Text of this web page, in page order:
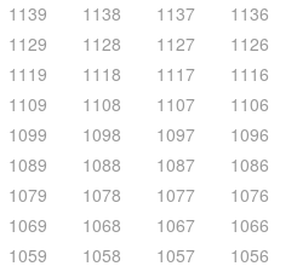
1139 1138 1137 1136
1129 1128 1127 1126
1119 1118 1117 1116
1109 1108 1107 1106
1099 1098 1097 1096
1089 1088 1087 1086
1079 1078 1077 1076
1069 1068 1067 1066
1059 1058 1057 1056